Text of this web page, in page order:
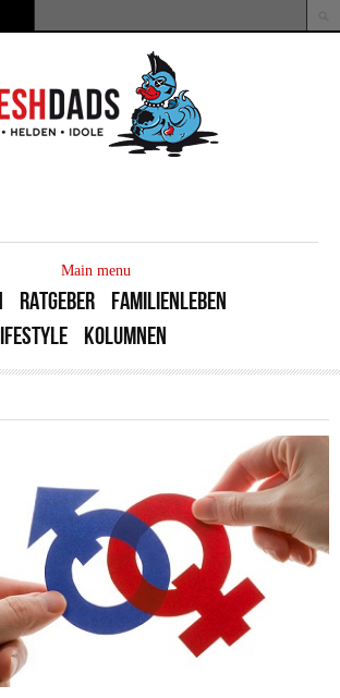
Suchformular
Main menu
RATGEBER
FAMILIENLEBEN
KOLUMNEN